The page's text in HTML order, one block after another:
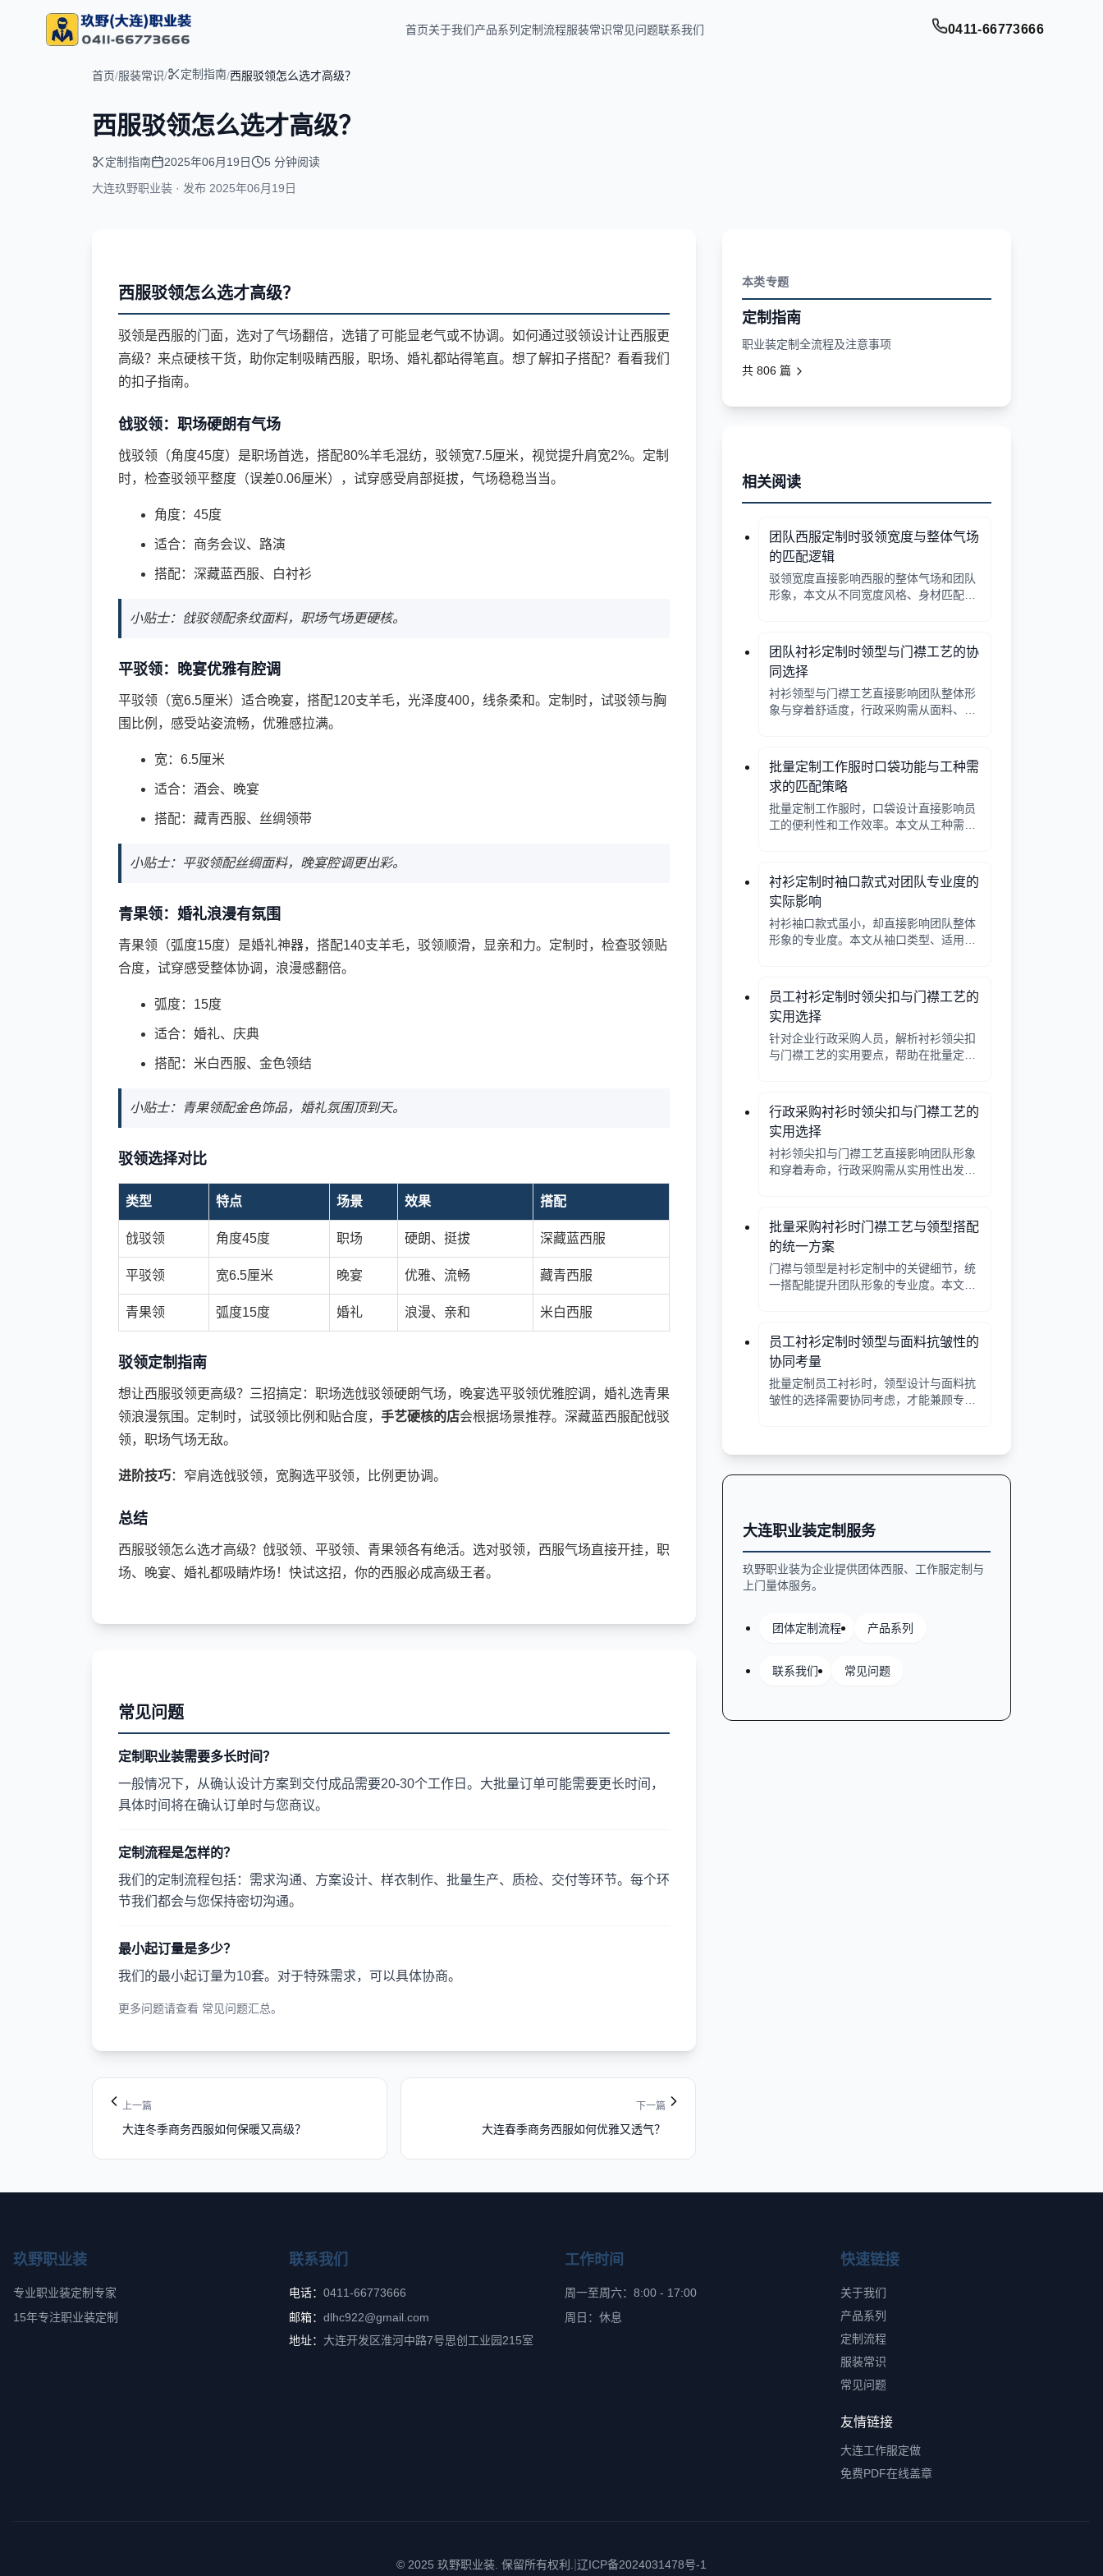
首页关于我们产品系列 定制流程服装常识常见问题联系我们 0411-66773666
首页/服装常识/ 定制指南/西服驳领怎么选才高级？
西服驳领怎么选才高级？
定制指南 2025年06月19日
5 分钟阅读
大连玖野职业装 · 发布 2025年06月19日
西服驳领怎么选才高级？
驳领是西服的门面，选对了气场翻倍，选错了可能显老气或不协调。如何通过驳领设计让西服更
高级？来点硬核干货，助你定制吸睛西服，职场、婚礼都站得笔直。想了解扣子搭配？看看我们
的扣子指南。
戗驳领：职场硬朗有气场
戗驳领（角度45度）是职场首选，搭配80%羊毛混纺，驳领宽7.5厘米，视觉提升肩宽2%。定制
时，检查驳领平整度（误差0.06厘米），试穿感受肩部挺拔，气场稳稳当当。
角度：45度
适合：商务会议、路演
搭配：深藏蓝西服、白衬衫
小贴士：戗驳领配条纹面料，职场气场更硬核。
平驳领：晚宴优雅有腔调
平驳领（宽6.5厘米）适合晚宴，搭配120支羊毛，光泽度400，线条柔和。定制时，试驳领与胸
围比例，感受站姿流畅，优雅感拉满。
宽：6.5厘米
适合：酒会、晚宴
搭配：藏青西服、丝绸领带
小贴士：平驳领配丝绸面料，晚宴腔调更出彩。
青果领：婚礼浪漫有氛围
青果领（弧度15度）是婚礼神器，搭配140支羊毛，驳领顺滑，显亲和力。定制时，检查驳领贴
合度，试穿感受整体协调，浪漫感翻倍。
弧度：15度
适合：婚礼、庆典
搭配：米白西服、金色领结
小贴士：青果领配金色饰品，婚礼氛围顶到天。
驳领选择对比
类型 特点 场景 效果 搭配
戗驳领 角度45度 职场 硬朗、挺拔 深藏蓝西服
平驳领 宽6.5厘米 晚宴 优雅、流畅 藏青西服
青果领 弧度15度 婚礼 浪漫、亲和 米白西服
驳领定制指南
想让西服驳领更高级？三招搞定：职场选戗驳领硬朗气场，晚宴选平驳领优雅腔调，婚礼选青果
领浪漫氛围。定制时，试驳领比例和贴合度， 手艺硬核的店会根据场景推荐。深藏蓝西服配戗驳
领，职场气场无敌。
进阶技巧：窄肩选戗驳领，宽胸选平驳领，比例更协调。
总结
西服驳领怎么选才高级？戗驳领、平驳领、青果领各有绝活。选对驳领，西服气场直接开挂，职
场、晚宴、婚礼都吸睛炸场！快试这招，你的西服必成高级王者。
常见问题
定制职业装需要多长时间？
一般情况下，从确认设计方案到交付成品需要20-30个工作日。大批量订单可能需要更长时间，
具体时间将在确认订单时与您商议。
定制流程是怎样的？
我们的定制流程包括：需求沟通、方案设计、样衣制作、批量生产、质检、交付等环节。每个环
节我们都会与您保持密切沟通。
最小起订量是多少？
我们的最小起订量为10套。对于特殊需求，可以具体协商。
更多问题请查看 常见问题汇总。
上一篇
大连冬季商务西服如何保暖又高级？
下一篇
大连春季商务西服如何优雅又透气？
本类专题
定制指南
职业装定制全流程及注意事项
共 806 篇
相关阅读
团队西服定制时驳领宽度与整体气场
的匹配逻辑
驳领宽度直接影响西服的整体气场和团队
形象，本文从不同宽度风格、身材匹配、
团队衬衫定制时领型与门襟工艺的协
同选择
衬衫领型与门襟工艺直接影响团队整体形
象与穿着舒适度，行政采购需从面料、工
批量定制工作服时口袋功能与工种需
求的匹配策略
批量定制工作服时，口袋设计直接影响员
工的便利性和工作效率。本文从工种需求
衬衫定制时袖口款式对团队专业度的
实际影响
衬衫袖口款式虽小，却直接影响团队整体
形象的专业度。本文从袖口类型、适用场
员工衬衫定制时领尖扣与门襟工艺的
实用选择
针对企业行政采购人员，解析衬衫领尖扣
与门襟工艺的实用要点，帮助在批量定制
行政采购衬衫时领尖扣与门襟工艺的
实用选择
衬衫领尖扣与门襟工艺直接影响团队形象
和穿着寿命，行政采购需从实用性出发，
批量采购衬衫时门襟工艺与领型搭配
的统一方案
门襟与领型是衬衫定制中的关键细节，统
一搭配能提升团队形象的专业度。本文从
采购高效决策。
员工衬衫定制时领型与面料抗皱性的
协同考量
批量定制员工衬衫时，领型设计与面料抗
皱性的选择需要协同考虑，才能兼顾专业
大连职业装定制服务
玖野职业装为企业提供团体西服、工作服定制与
上门量体服务。
团体定制流程 产品系列
联系我们 常见问题
玖野职业装
专业职业装定制专家
15年专注职业装定制
联系我们
电话： 0411-66773666
邮箱： dlhc922@gmail.com
地址： 大连开发区淮河中路7号思创工业园215室
工作时间
周一至周六：8:00 - 17:00
周日：休息
快速链接
关于我们
产品系列
定制流程
服装常识
常见问题
友情链接
大连工作服定做
免费PDF在线盖章
© 2025 玖野职业装. 保留所有权利. 辽ICP备2024031478号-1